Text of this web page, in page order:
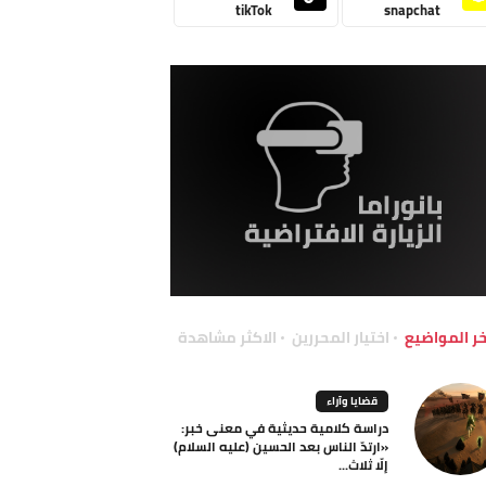
snapchat
tikTok
المواضيع اختيار المحررين الاكثر مشاهدة
قضايا وآراء
دراسة كلامية حديثية في معنى خبر:
«ارتدّ الناس بعد الحسين (عليه السلام)
إلّا ثلاث...